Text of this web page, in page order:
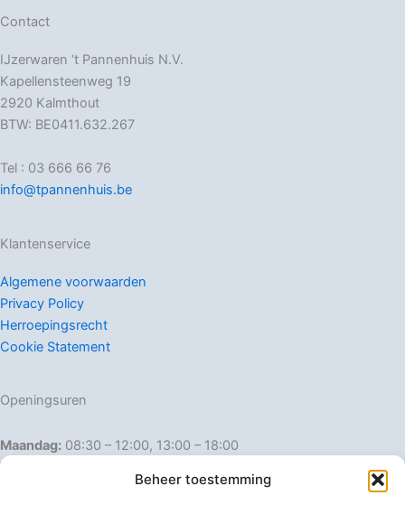
Beheer toestemming
Contact
IJzerwaren ‘t Pannenhuis N.V.
Kapellensteenweg 19
2920 Kalmthout
BTW: BE0411.632.267
Tel : 03 666 66 76
info@tpannenhuis.be
Klantenservice
Algemene voorwaarden
Privacy Policy
Herroepingsrecht
Cookie Statement
Openingsuren
Maandag: 08:30 – 12:00, 13:00 – 18:00
Dinsdag:
08:30 – 12:00, 13:00 – 18:00